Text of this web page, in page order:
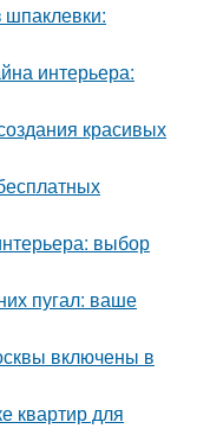
шпаклевки:
интерьера:
красивых
выбор
пугал: ваше
включены в
квартир для